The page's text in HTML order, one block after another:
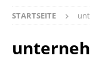
STARTSEITE